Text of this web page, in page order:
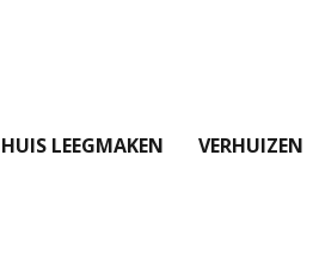
HUIS LEEGMAKEN VERHUIZEN